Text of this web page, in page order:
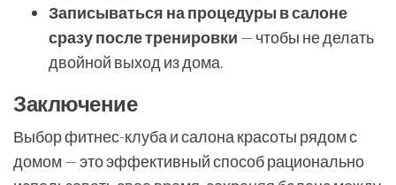
Записываться на процедуры в салоне
сразу после тренировки — чтобы не делать
двойной выход из дома.
Заключение
Выбор фитнес-клуба и салона красоты рядом с
домом — это эффективный способ рационально